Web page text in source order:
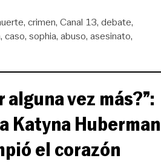
crimen Canal 13 debate
caso sophia abuso asesinato
alguna vez más?”:
Katyna Huberman
el corazón